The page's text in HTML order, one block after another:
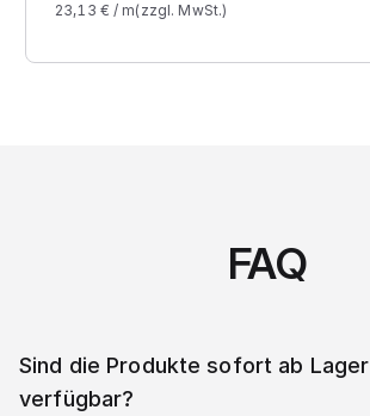
23,13 € / m(zzgl. MwSt.)
FAQ
Sind die Produkte sofort ab Lager
verfügbar?